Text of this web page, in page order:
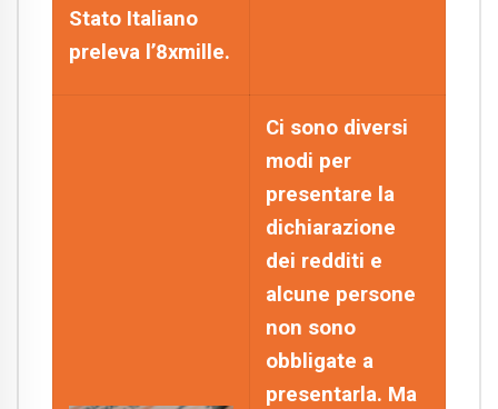
Stato Italiano
preleva l’8xmille.
Ci sono diversi
modi per
presentare la
dichiarazione
dei redditi e
alcune persone
non sono
obbligate a
presentarla. Ma